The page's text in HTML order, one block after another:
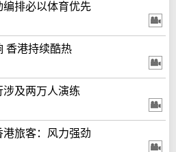
排必以体育优先
香港持续酷热
及两万人演练
旅客：风力强劲